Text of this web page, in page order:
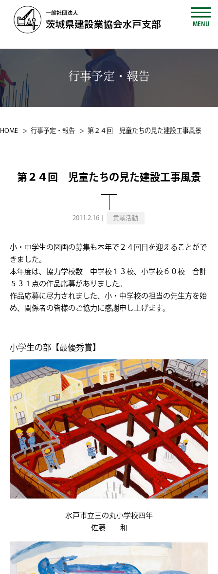
MENU
行事予定・報告
HOME 行事予定・報告 第２４回 児童たちの見た建設工事風景
第２４回 児童たちの見た建設工事風景
2011.2.16｜ 貢献活動
小・中学生の図画の募集も本年で２４回目を迎えることがで
きました。
本年度は、協力学校数 中学校１３校、小学校６０校 合計
５３１点の作品応募がありました。
作品応募に尽力されました、小・中学校の担当の先生方を始
め、関係者の皆様のご協力に感謝申し上げます。
小学生の部【最優秀賞】
水戸市立三の丸小学校四年
佐藤 和